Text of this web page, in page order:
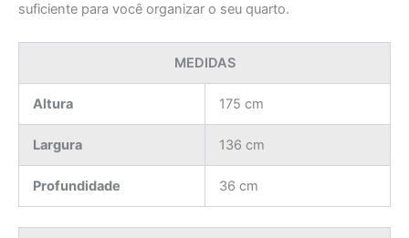
suficiente para você organizar o seu quarto.
MEDIDAS
Altura 175 cm
Largura 136 cm
Profundidade 36 cm